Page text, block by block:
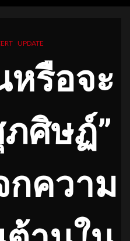
UPDATE
หรือจะ
ศิษฏ์”
ความ